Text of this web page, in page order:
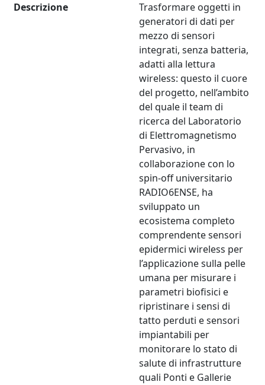
Descrizione
Trasformare oggetti in
generatori di dati per
mezzo di sensori
integrati, senza batteria,
adatti alla lettura
wireless: questo il cuore
del progetto, nell’ambito
del quale il team di
ricerca del Laboratorio
di Elettromagnetismo
Pervasivo, in
collaborazione con lo
spin-off universitario
RADIO6ENSE, ha
sviluppato un
ecosistema completo
comprendente sensori
epidermici wireless per
l’applicazione sulla pelle
umana per misurare i
parametri biofisici e
ripristinare i sensi di
tatto perduti e sensori
impiantabili per
monitorare lo stato di
salute di infrastrutture
quali Ponti e Gallerie